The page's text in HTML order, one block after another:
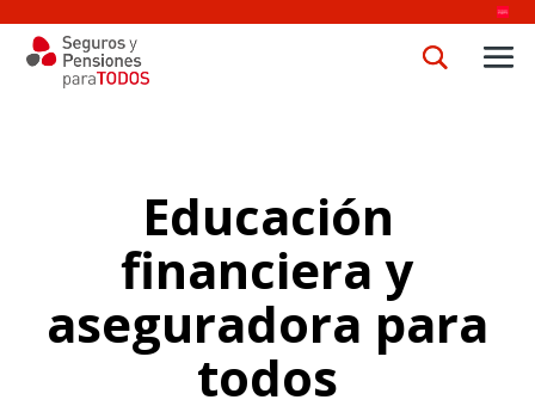
Educación
financiera y
aseguradora para
todos